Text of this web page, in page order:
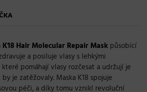
K18 Hair Molecular Repair Mask působící
a posiluje vlasy s lehkými
pomáhají vlasy rozčesat a udržují je
je zatěžovaly. Maska K18 spojuje
péči, a díky tomu vznikl revoluční